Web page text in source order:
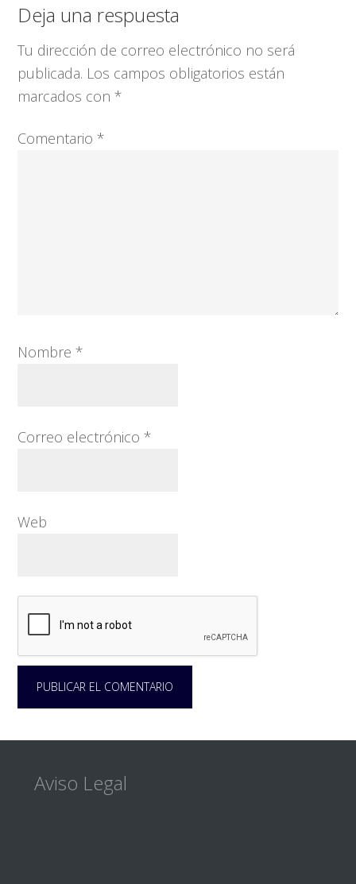
Interacciones
con
los
lectores
Deja una respuesta
Tu dirección de correo electrónico no será
publicada. Los campos obligatorios están
marcados con*
Comentario*
Nombre*
Correo electrónico*
Web
Footer
Aviso Legal